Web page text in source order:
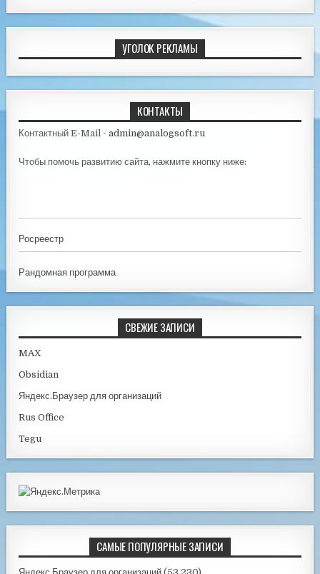
УГОЛОК РЕКЛАМЫ
КОНТАКТЫ
Контактный E-Mail -admin@analogsoft.ru
Чтобы помочь развитию сайта, нажмите кнопку ниже:
Росреестр
Рандомная программа
СВЕЖИЕ ЗАПИСИ
MAX
Obsidian
Яндекс.Браузер для организаций
Rus Office
Tegu
САМЫЕ ПОПУЛЯРНЫЕ ЗАПИСИ